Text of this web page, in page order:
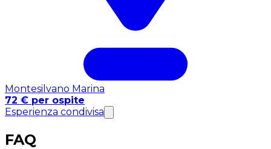
Montesilvano Marina
72 € per ospite
Esperienza condivisa
FAQ